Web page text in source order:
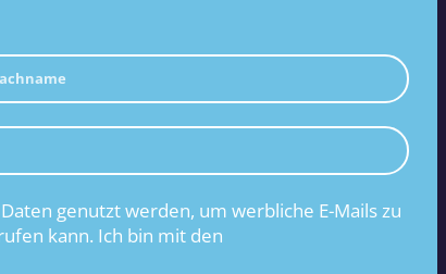
genutzt werden, um werbliche E-Mails zu
kann. Ich bin mit den